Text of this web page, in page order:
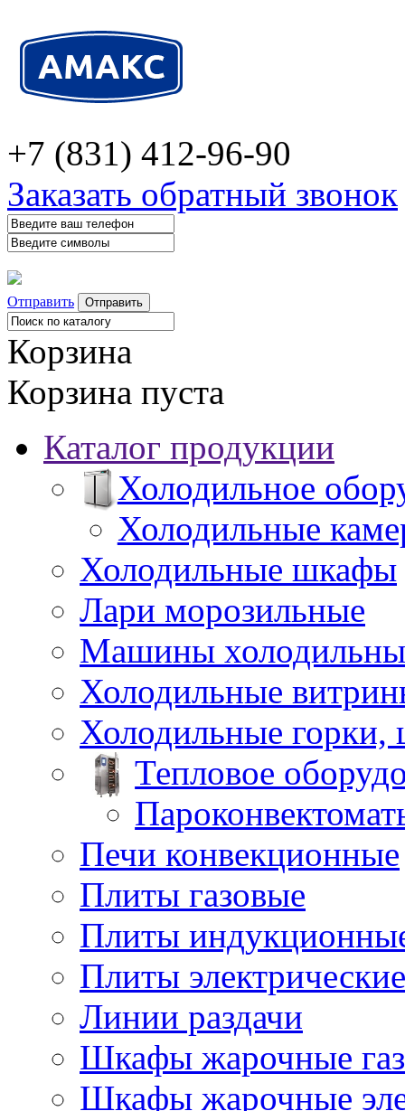
+7 (831) 412-96-90
Заказать обратный звонок
Отправить
Корзина
Корзина пуста
Каталог продукции
Холодильное
Холодильные
Холодильные шкафы
Лари морозильные
Машины
Холодильные
Холодильные
Тепловое
Печи конвекционные
Плиты газовые
Плиты
Плиты электрические
Линии раздачи
Шкафы жарочные
Шкафы жарочные